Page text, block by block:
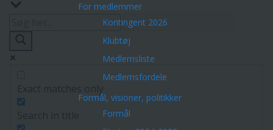
For medlemmer
Kontingent 2026
Klubtøj
Medlemsliste
Medlemsfordele
Formål, visioner, politikker
Formål